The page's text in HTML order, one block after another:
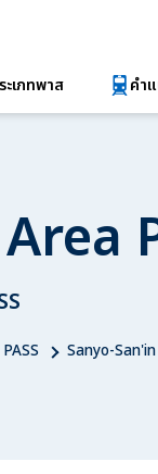
เภทพาส คำ
Sanyo-